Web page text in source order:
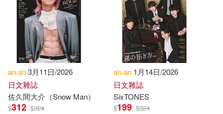
E. A. Wallis (EDT)/ Isho of Beth Ab
E. A. Wallis (TRN)(1)
Esther Titilayo(1)
Eyre-Chanda(1)
an.an3月11日/2026
日文雜誌
佐久間大介（Snow Man）
$312 $324
an.an 1月14日/2026
日文雜誌
SixTONES
$199 $324